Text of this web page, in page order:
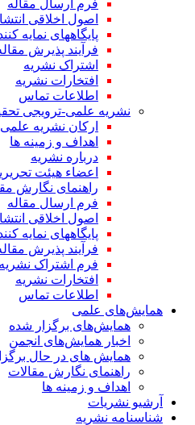
فرم ارسال مقاله
اصول اخلاقی
پایگاههای نمایه
فرآیند پذیرش
اشتراک نشریه
افتخارات نشریه
اطلاعات تماس
نشریه علمی-ترویجی
ارکان نشریه
اهداف و زمینه ها
درباره نشریه
اعضاء هیئت
راهنمای نگارش
فرم ارسال مقاله
اصول اخلاقی
پایگاههای نمایه
فرآیند پذیرش
فرم اشتراک نشریه
افتخارات نشریه
اطلاعات تماس
همایش‌های علمی
همایش‌های برگزار شده
اخبار همایش‌های انجمن
همایش های در حال
راهنمای نگارش مقالات
اهداف و زمینه ها
آرشیو نشریات
شناسنامه نشریه